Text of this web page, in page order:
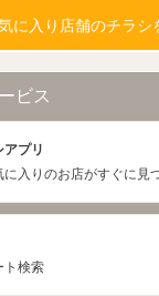
に入り店舗のチラシ
ビス
アプリ
入りのお店がすぐに見
ト検索